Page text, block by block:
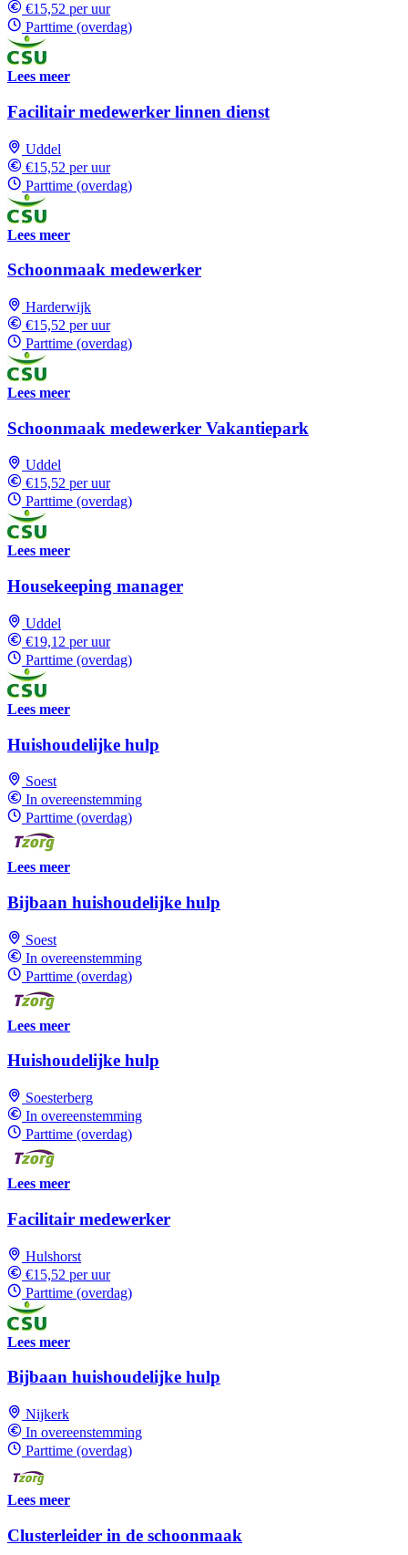
€15,52 per uur
Parttime (overdag)
Lees meer
Facilitair medewerker linnen dienst
Uddel
€15,52 per uur
Parttime (overdag)
Lees meer
Schoonmaak medewerker
Harderwijk
€15,52 per uur
Parttime (overdag)
Lees meer
Schoonmaak medewerker Vakantiepark
Uddel
€15,52 per uur
Parttime (overdag)
Lees meer
Housekeeping manager
Uddel
€19,12 per uur
Parttime (overdag)
Lees meer
Huishoudelijke hulp
Soest
In overeenstemming
Parttime (overdag)
Lees meer
Bijbaan huishoudelijke hulp
Soest
In overeenstemming
Parttime (overdag)
Lees meer
Huishoudelijke hulp
Soesterberg
In overeenstemming
Parttime (overdag)
Lees meer
Facilitair medewerker
Hulshorst
€15,52 per uur
Parttime (overdag)
Lees meer
Bijbaan huishoudelijke hulp
Nijkerk
In overeenstemming
Parttime (overdag)
Lees meer
Clusterleider in de schoonmaak